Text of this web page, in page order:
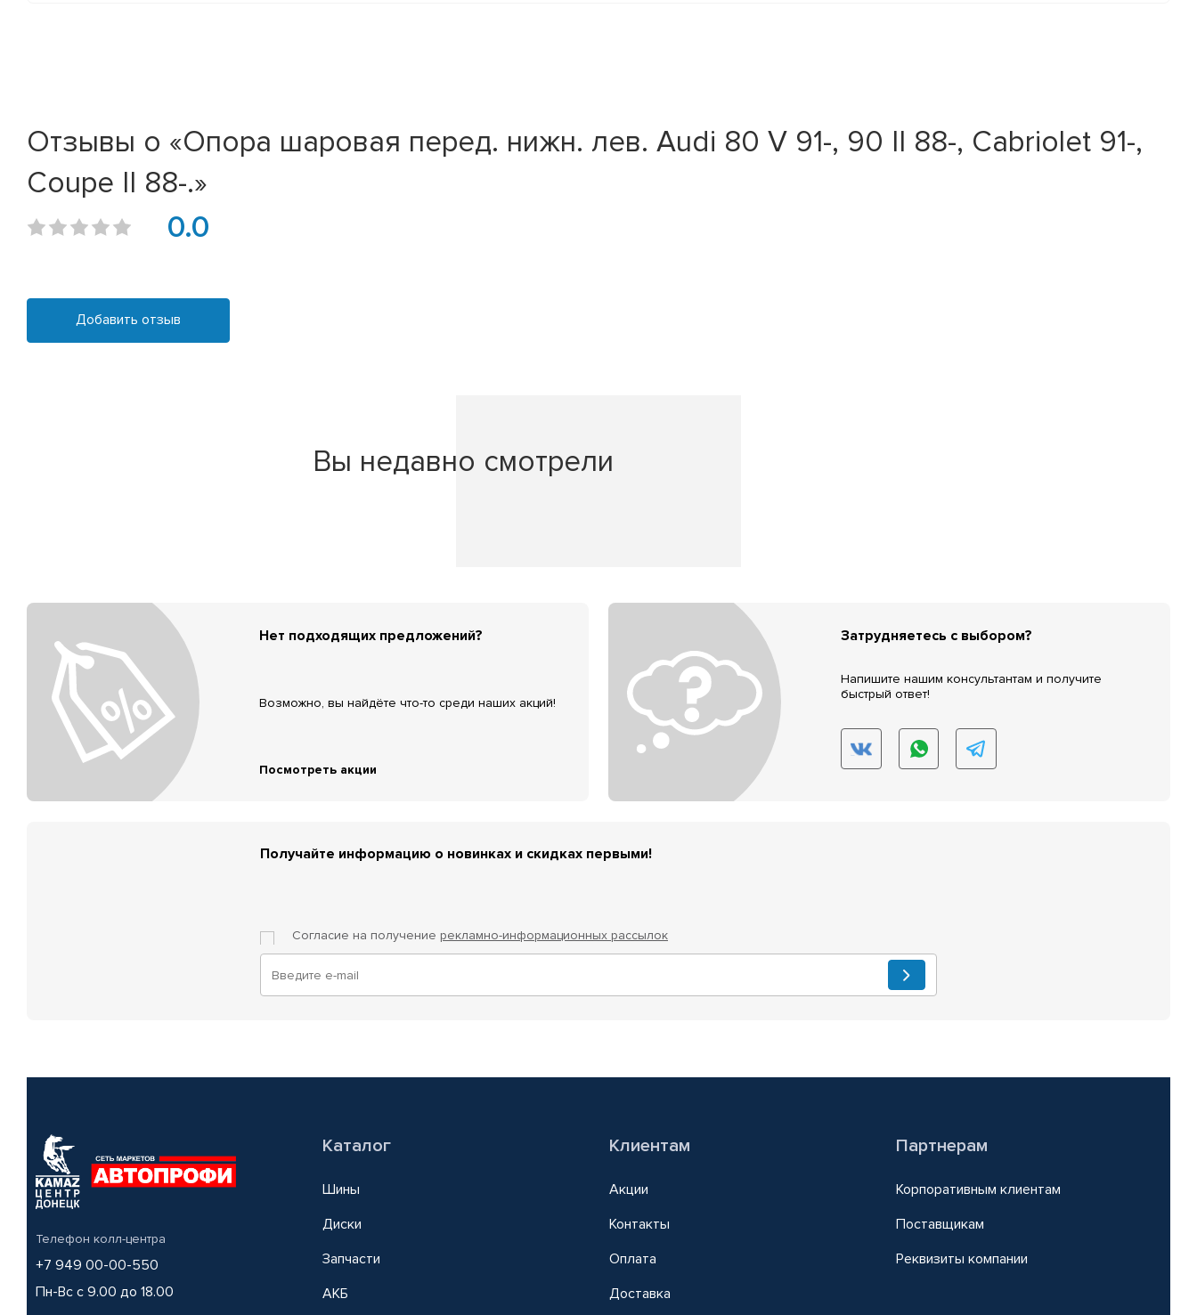
Отзывы о «Опора шаровая перед. нижн. лев. Audi 80 V 91-, 90 II 88-, Cabriolet 91-,
Coupe II 88-.»
0.0
Добавить отзыв
Вы недавно смотрели
Нет подходящих предложений?
Возможно, вы найдёте что-то среди наших акций!
Посмотреть акции
Затрудняетесь с выбором?
Напишите нашим консультантам и получите
быстрый ответ!
Получайте информацию о новинках и скидках первыми!
Согласие на получение рекламно-информационных рассылок
Телефон колл-центра
+7 949 00-00-550
Пн-Вс с 9.00 до 18.00
Каталог
Шины
Диски
Запчасти
АКБ
Клиентам
Акции
Контакты
Оплата
Доставка
Партнерам
Корпоративным клиентам
Поставщикам
Реквизиты компании